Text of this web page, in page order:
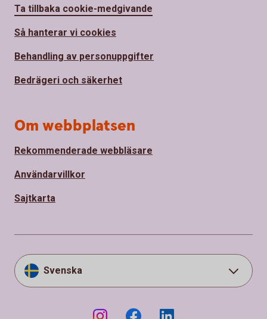
Ta tillbaka cookie-medgivande
Så hanterar vi cookies
Behandling av personuppgifter
Bedrägeri och säkerhet
Om webbplatsen
Rekommenderade webbläsare
Användarvillkor
Sajtkarta
Svenska